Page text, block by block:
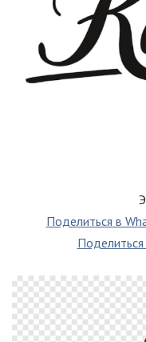
Поделиться в
Поделиться